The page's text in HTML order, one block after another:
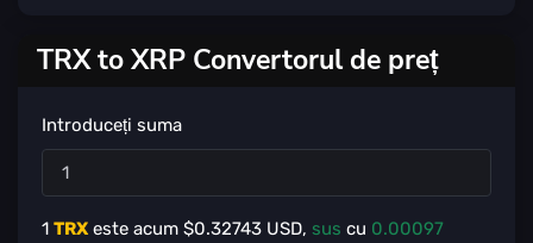
TRX to XRP Convertorul de preț
Introduceți suma
1 TRX este acum $0.32743 USD, sus cu 0.00097